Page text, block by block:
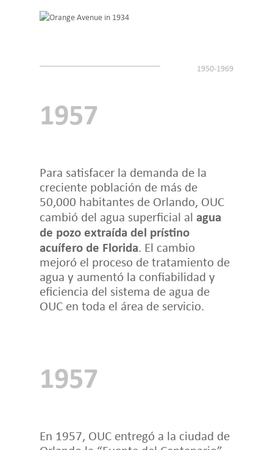
1957
Para satisfacer la demanda de la
creciente población de más de
50,000 habitantes de Orlando, OUC
cambió del agua superficial al agua
de pozo extraída del prístino
acuífero de Florida. El cambio
mejoró el proceso de tratamiento de
agua y aumentó la confiabilidad y
eficiencia del sistema de agua de
OUC en toda el área de servicio.
1957
En 1957, OUC entregó a la ciudad de